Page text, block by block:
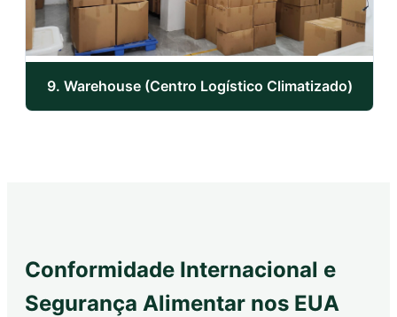
9. Warehouse (Centro Logístico Climatizado)
Conformidade Internacional e
Segurança Alimentar nos EUA